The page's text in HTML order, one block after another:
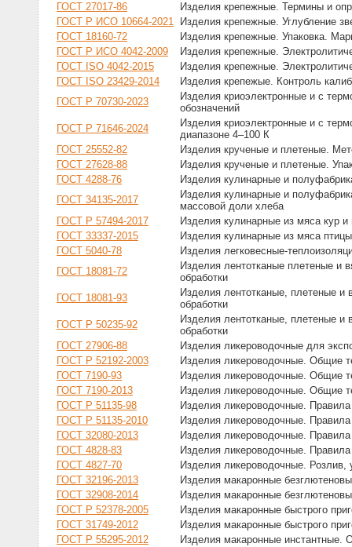
ГОСТ 27017-86
Изделия крепежные. Термины и
ГОСТ Р ИСО 10664-2021
Изделия крепежные. Углубление
ГОСТ 18160-72
Изделия крепежные. Упаковка.
ГОСТ Р ИСО 4042-2009
Изделия крепежные.
ГОСТ ISO 4042-2015
Изделия крепежные.
ГОСТ ISO 23429-2014
Изделия крепежые. Контроль
ГОСТ Р 70730-2023
Изделия криоэлектронные и с
обозначений
ГОСТ Р 71646-2024
Изделия криоэлектронные и с
диапазоне 4–100 К
ГОСТ 25552-82
Изделия крученые и плетеные.
ГОСТ 27628-88
Изделия крученые и плетеные.
ГОСТ 4288-76
Изделия кулинарные и
ГОСТ 34135-2017
Изделия кулинарные и
массовой доли хлеба
ГОСТ Р 57494-2017
Изделия кулинарные из мяса кур
ГОСТ 33337-2015
Изделия кулинарные из мяса
ГОСТ 5040-78
Изделия легковесные-
ГОСТ 18081-72
Изделия лентотканые плетеные и
обработки
ГОСТ 18081-93
Изделия лентотканые, плетеные
обработки
ГОСТ Р 50235-92
Изделия лентотканые, плетеные
обработки
ГОСТ 27906-88
Изделия ликероводочные для
ГОСТ Р 52192-2003
Изделия ликероводочные. Общие
ГОСТ 7190-93
Изделия ликероводочные. Общие
ГОСТ 7190-2013
Изделия ликероводочные. Общие
ГОСТ Р 51135-98
Изделия ликероводочные.
ГОСТ Р 51135-2010
Изделия ликероводочные.
ГОСТ 32080-2013
Изделия ликероводочные.
ГОСТ 4828-83
Изделия ликероводочные.
ГОСТ 4827-70
Изделия ликероводочные. Розлив,
ГОСТ 32196-2013
Изделия макаронные
ГОСТ 32908-2014
Изделия макаронные
ГОСТ Р 52378-2005
Изделия макаронные быстрого
ГОСТ 31749-2012
Изделия макаронные быстрого
ГОСТ Р 55295-2012
Изделия макаронные инстантные.